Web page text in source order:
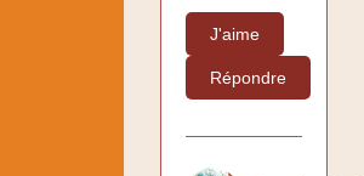
J'aime
Répondre